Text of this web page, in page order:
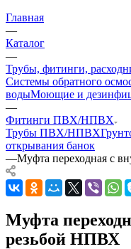
Главная
—
Каталог
—
Трубы, фитинги,
Системы обратного
водыМоющие и
—
Фитинги ПВХ/НПВХ
Трубы ПВХ/НПВХ
открывания банок
—Муфта переходная c
Муфта
резьбой НПВХ